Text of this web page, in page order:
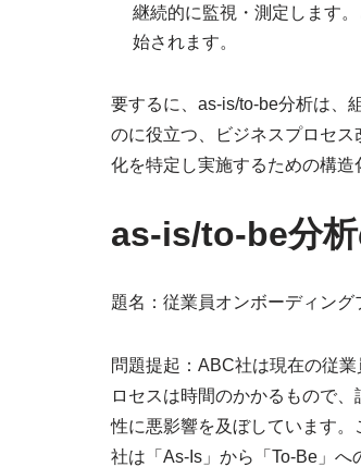
継続的に監視・測定します
始されます。
要するに、as-is/to-be分析は、
のに役立つ、ビジネスプロセ
化を特定し実施するための構造
as-is/to-be分
題名：従業員オンボーディング
問題提起：ABC社は現在の従
ロセスは時間のかかるもので
性に悪影響を及ぼしています
社は「As-Is」から「To-Be」へ